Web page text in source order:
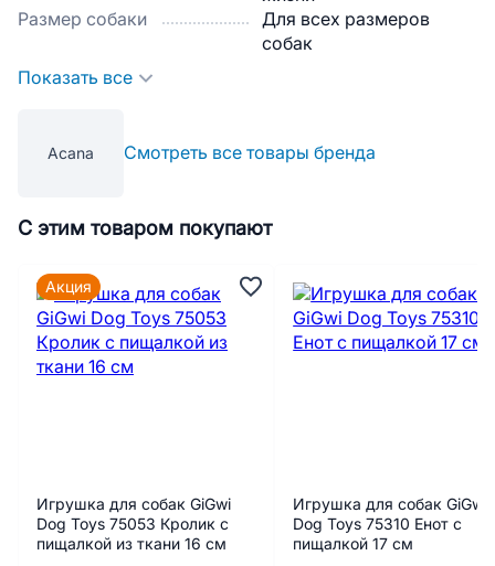
Размер собаки
Для всех размеров
собак
Показать все
Acana Смотреть все товары бренда
С этим товаром покупают
Игрушка для собак GiGwi
Dog Toys 75053 Кролик с
пищалкой из ткани 16 см
Акция
Игрушка для собак GiGwi
Dog Toys 75310 Енот с
пищалкой 17 см